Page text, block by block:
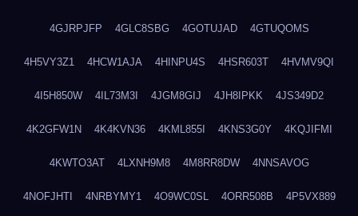
4GJRPJFP 4GLC8SBG 4GOTUJAD 4GTUQOMS
4H5VY3Z1 4HCW1AJA 4HINPU4S 4HSR603T 4HVMV9QI
4I5H850W 4IL73M3I 4JGM8GIJ 4JH8IPKK 4JS349D2
4K2GFW1N 4K4KVN36 4KML855I 4KNS3G0Y 4KQJIFMI
4KWTO3AT 4LXNH9M8 4M8RR8DW 4NNSAVOG
4NOFJHTI 4NRBYMY1 4O9WC0SL 4ORR508B 4P5VX889